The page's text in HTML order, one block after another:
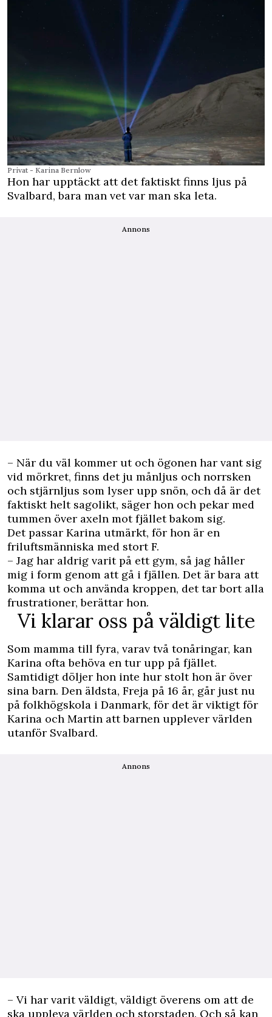
Privat - Karina Bernlow
Hon har upptäckt att det faktiskt finns ljus på
Svalbard, bara man vet var man ska leta.
Annons
– När du väl kommer ut och ögonen har vant sig
vid mörkret, finns det ju månljus och norrsken
och stjärnljus som lyser upp snön, och då är det
faktiskt helt sagolikt, säger hon och pekar med
tummen över axeln mot fjället bakom sig.
Det passar Karina utmärkt, för hon är en
friluftsmänniska med stort F.
– Jag har aldrig varit på ett gym, så jag håller
mig i form genom att gå i fjällen. Det är bara att
komma ut och använda kroppen, det tar bort alla
frustrationer, berättar hon.
Vi klarar oss på väldigt lite
Som mamma till fyra, varav två tonåringar, kan
Karina ofta behöva en tur upp på fjället.
Samtidigt döljer hon inte hur stolt hon är över
sina barn. Den äldsta, Freja på 16 år, går just nu
på folkhögskola i Danmark, för det är viktigt för
Karina och Martin att barnen upplever världen
utanför Svalbard.
Annons
– Vi har varit väldigt, väldigt överens om att de
ska uppleva världen och storstaden. Och så kan